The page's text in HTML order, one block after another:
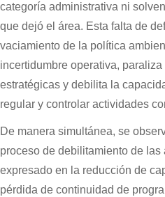
categoría administrativa ni
que dejó el área. Esta falta de
vaciamiento de la política
incertidumbre operativa,
estratégicas y debilita la
regular y controlar actividades
De manera simultánea, se
proceso de debilitamiento de las
expresado en la reducción de
pérdida de continuidad de